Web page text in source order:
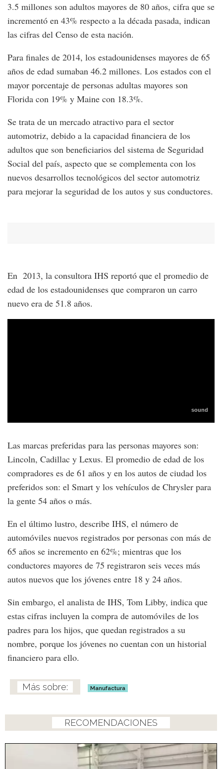
3.5 millones son adultos mayores de 80 años, cifra que se
incrementó en 43% respecto a la década pasada, indican
las cifras del Censo de esta nación.
Para finales de 2014, los estadounidenses mayores de 65
años de edad sumaban 46.2 millones. Los estados con el
mayor porcentaje de personas adultas mayores son
Florida con 19% y Maine con 18.3%.
Se trata de un mercado atractivo para el sector
automotriz, debido a la capacidad financiera de los
adultos que son beneficiarios del sistema de Seguridad
Social del país, aspecto que se complementa con los
nuevos desarrollos tecnológicos del sector automotriz
para mejorar la seguridad de los autos y sus conductores.
En 2013, la consultora IHS reportó que el promedio de
edad de los estadounidenses que compraron un carro
nuevo era de 51.8 años.
Las marcas preferidas para las personas mayores son:
Lincoln, Cadillac y Lexus. El promedio de edad de los
compradores es de 61 años y en los autos de ciudad los
preferidos son: el Smart y los vehículos de Chrysler para
la gente 54 años o más.
En el último lustro, describe IHS, el número de
automóviles nuevos registrados por personas con más de
65 años se incremento en 62%; mientras que los
conductores mayores de 75 registraron seis veces más
autos nuevos que los jóvenes entre 18 y 24 años.
Sin embargo, el analista de IHS, Tom Libby, indica que
estas cifras incluyen la compra de automóviles de los
padres para los hijos, que quedan registrados a su
nombre, porque los jóvenes no cuentan con un historial
financiero para ello.
Manufactura
RECOMENDACIONES